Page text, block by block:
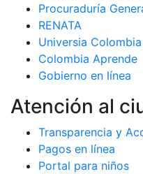
Procuraduría
RENATA
Universia Colombia
Colombia Aprende
Gobierno en línea
Atención al
Transparencia y
Pagos en línea
Portal para niños